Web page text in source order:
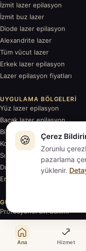
İzmit lazer epilasyon
İzmit buz lazer
Diode lazer epilasyon
Alexandrite lazer
Tüm vücut lazer
Erkek lazer epilasyon
Lazer epilasyon fiyatları
UYGULAMA BÖLGELERI
Yüz lazer epilasyon
Bacak lazer epilasyon
Bikini bölgesi lazer
Koltuk altı lazer
Sırt lazer epilasyon
Dudak üstü lazer
Ense lazer epilasyon
GÜZELLIK & REHBER
Profesyonel cilt bakımı
Bölgesel incelme
Kocaeli lazer epilasyon
Lazer epilasyon rehberleri
Ana Hizmet
🍪 Çerez
Zorunlu
pazarlama
yüklenir.